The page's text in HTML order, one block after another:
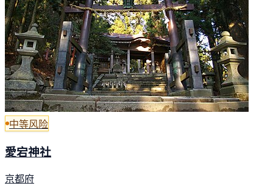
中等风险
愛宕神社
京都府